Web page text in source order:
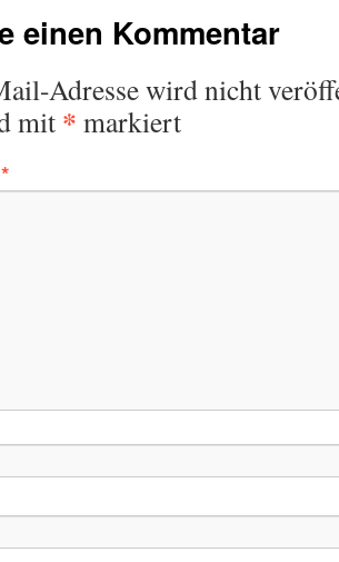
einen Kommentar
Adresse wird nicht
mit * markiert
*